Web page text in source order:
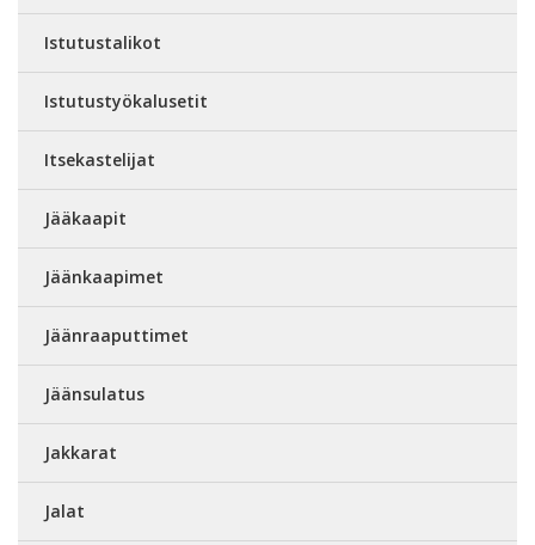
Istutustalikot
Istutustyökalusetit
Itsekastelijat
Jääkaapit
Jäänkaapimet
Jäänraaputtimet
Jäänsulatus
Jakkarat
Jalat